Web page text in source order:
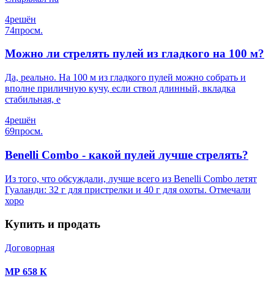
4решён
74просм.
Можно ли стрелять пулей из гладкого на 100 м?
Да, реально. На 100 м из гладкого пулей можно собрать и
вполне приличную кучу, если ствол длинный, вкладка
стабильная, е
4решён
69просм.
Benelli Combo - какой пулей лучше стрелять?
Из того, что обсуждали, лучше всего из Benelli Combo летят
Гуаланди: 32 г для пристрелки и 40 г для охоты. Отмечали
хоро
Купить и продать
Договорная
МР 658 К